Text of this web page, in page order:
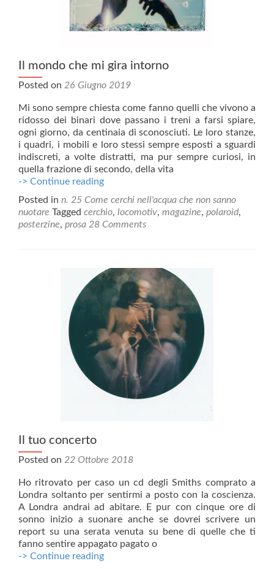
Il mondo che mi gira intorno
Posted on 26 Giugno 2019
Mi sono sempre chiesta come fanno quelli che vivono a
ridosso dei binari dove passano i treni a farsi spiare,
ogni giorno, da centinaia di sconosciuti. Le loro stanze,
i quadri, i mobili e loro stessi sempre esposti a sguardi
indiscreti, a volte distratti, ma pur sempre curiosi, in
quella frazione di secondo, della vita
-> Continue readingIl
che
mi
gira
Posted in n. 25 Come cerchi nell'acqua che non sanno
nuotare Tagged cerchio, locomotiv, magazine, polaroid,
posterzine, prosa 28 Comments
Il tuo concerto
Posted on 22 Ottobre 2018
Ho ritrovato per caso un cd degli Smiths comprato a
Londra soltanto per sentirmi a posto con la coscienza.
A Londra andrai ad abitare. E pur con cinque ore di
sonno inizio a suonare anche se dovrei scrivere un
report su una serata venuta su bene di quelle che ti
fanno sentire appagato pagato o
-> Continue readingIl